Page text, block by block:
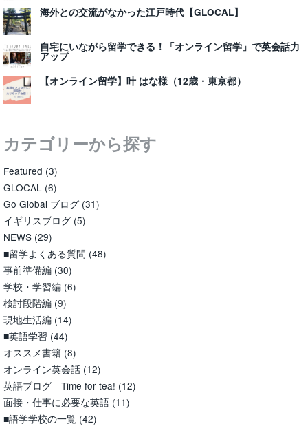
海外との交流がなかった江戸時代【GLOCAL】
自宅にいながら留学できる！「オンライン留学」で英会話力
アップ
【オンライン留学】叶 はな様（12歳・東京都）
カテゴリーから探す
Featured (3)
GLOCAL (6)
Go Global ブログ (31)
イギリスブログ (5)
NEWS (29)
■留学よくある質問 (48)
事前準備編 (30)
学校・学習編 (6)
検討段階編 (9)
現地生活編 (14)
■英語学習 (44)
オススメ書籍 (8)
オンライン英会話 (12)
英語ブログ Time for tea! (12)
面接・仕事に必要な英語 (11)
■語学学校の一覧 (42)